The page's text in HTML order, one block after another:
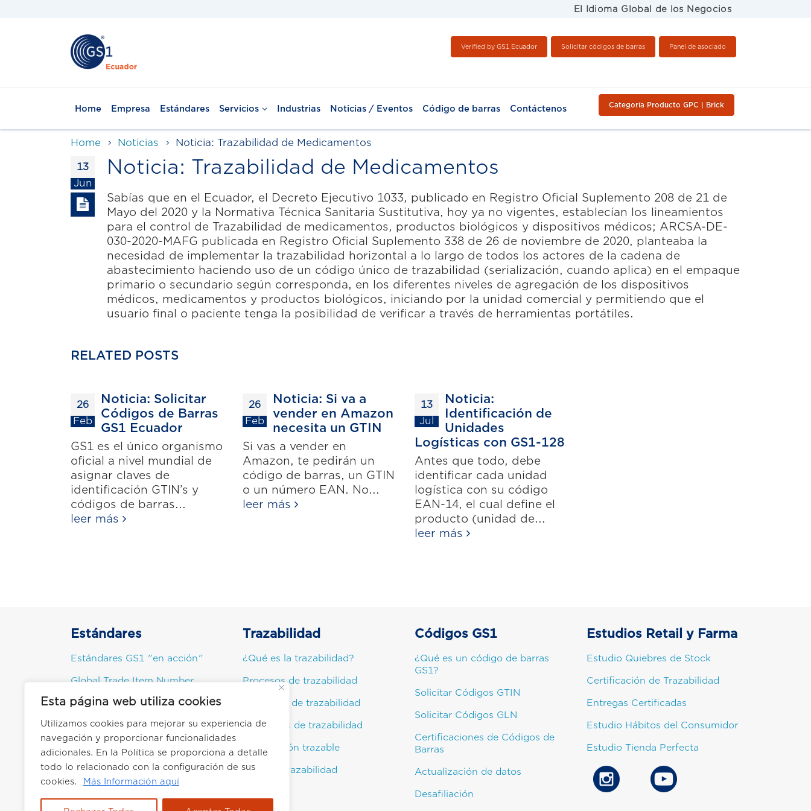
Esta página web utiliza cookies
Utilizamos cookies para mejorar su experiencia de
navegación y proporcionar funcionalidades
adicionales. En la Política se proporciona a detalle
todo lo relacionado con la configuración de sus
cookies.
Más Información aquí
El Idioma Global de los Negocios
Verified by GS1 Ecuador Solicitar códigos de barras Panel de asociado
Home Empresa Estándares Servicios Industrias Noticias / Eventos Código de barras Contáctenos Categoría Producto GPC | Brick
Home Noticias Noticia: Trazabilidad de Medicamentos
13
Jun
Noticia: Trazabilidad de Medicamentos
Sabías que en el Ecuador, el Decreto Ejecutivo 1033, publicado en Registro Oficial Suplemento 208 de 21 de
Mayo del 2020 y la Normativa Técnica Sanitaria Sustitutiva, hoy ya no vigentes, establecían los lineamientos
para el control de Trazabilidad de medicamentos, productos biológicos y dispositivos médicos; ARCSA-DE-
030-2020-MAFG publicada en Registro Oficial Suplemento 338 de 26 de noviembre de 2020, planteaba la
necesidad de implementar la trazabilidad horizontal a lo largo de todos los actores de la cadena de
abastecimiento haciendo uso de un código único de trazabilidad (serialización, cuando aplica) en el empaque
primario o secundario según corresponda, en los diferentes niveles de agregación de los dispositivos
médicos, medicamentos y productos biológicos, iniciando por la unidad comercial y permitiendo que el
usuario final o paciente tenga la posibilidad de verificar a través de herramientas portátiles.
RELATED POSTS
26
Feb
Noticia: Solicitar
Códigos de Barras
GS1 Ecuador
GS1 es el único organismo
oficial a nivel mundial de
asignar claves de
identificación GTIN’s y
códigos de barras...
leer más
26
Feb
Noticia: Si va a
vender en Amazon
necesita un GTIN
Si vas a vender en
Amazon, te pedirán un
código de barras, un GTIN
o un número EAN. No...
leer más
13
Jul
Noticia:
Identificación de
Unidades
Logísticas con GS1-128
Antes que todo, debe
identificar cada unidad
logística con su código
EAN-14, el cual define el
producto (unidad de...
leer más
Estándares
Estándares GS1 "en acción"
Global Trade Item Number
Transportadores de datos
Trazabilidad
¿Qué es la trazabilidad?
Procesos de trazabilidad
Principios de trazabilidad
Beneficios de trazabilidad
Información trazable
Usos de trazabilidad
Códigos GS1
¿Qué es un código de barras
GS1?
Solicitar Códigos GTIN
Solicitar Códigos GLN
Certificaciones de Códigos de
Barras
Actualización de datos
Desafiliación
Estudios Retail y Farma
Estudio Quiebres de Stock
Certificación de Trazabilidad
Entregas Certificadas
Estudio Hábitos del Consumidor
Estudio Tienda Perfecta